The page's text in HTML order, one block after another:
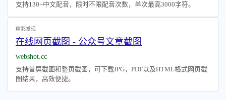
支持130+中文配音，限时不限配音次数，单次最高3000字符。
精彩发现
在线网页截图 - 公众号文章截图
webshot.cc
支持首屏截图和整页截图，可下载JPG，PDF以及HTML格式网页截
图结果，高效便捷。